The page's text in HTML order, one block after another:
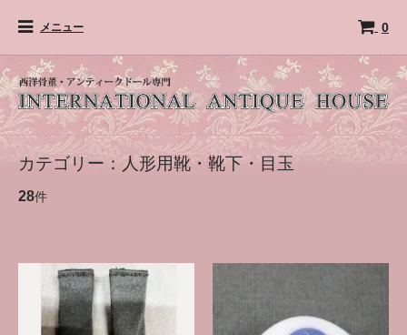
メニュー 0
カテゴリー：人形用靴・靴下・目玉
28件